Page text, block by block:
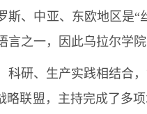
斯、中亚、东欧地区是
言之一，因此乌拉尔学
科研、生产实践相结合
略联盟，主持完成了多